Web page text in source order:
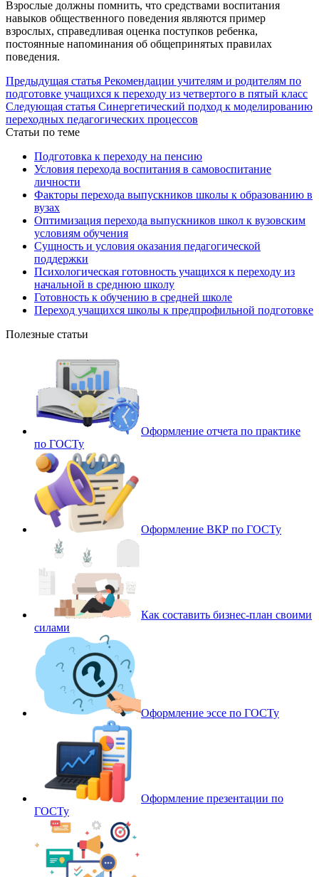
Взрослые должны помнить, что средствами воспитания
навыков общественного поведения являются пример
взрослых, справедливая оценка поступков ребенка,
постоянные напоминания об общепринятых правилах
поведения.
Предыдущая статья Рекомендации учителям и родителям по
подготовке учащихся к переходу из четвертого в пятый класс
Следующая статья Синергетический подход к моделированию
переходных педагогических процессов
Статьи по теме
Подготовка к переходу на пенсию
Условия перехода воспитания в самовоспитание
личности
Факторы перехода выпускников школы к образованию в
вузах
Оптимизация перехода выпускников школ к вузовским
условиям обучения
Сущность и условия оказания педагогической
поддержки
Психологическая готовность учащихся к переходу из
начальной в среднюю школу
Готовность к обучению в средней школе
Переход учащихся школы к предпрофильной подготовке
Полезные статьи
Оформление отчета по практике
по ГОСТу
Оформление ВКР по ГОСТу
Как составить бизнес-план своими
силами
Оформление эссе по ГОСТу
Оформление презентации по
ГОСТу